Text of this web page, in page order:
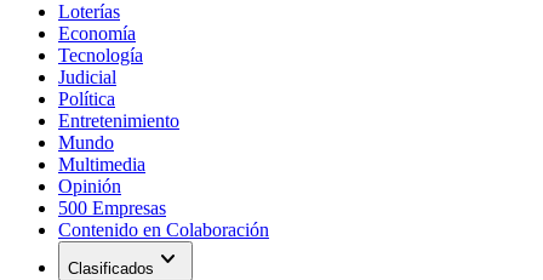
Loterías
Economía
Tecnología
Judicial
Política
Entretenimiento
Mundo
Multimedia
Opinión
500 Empresas
Contenido en Colaboración
Clasificados expand_more